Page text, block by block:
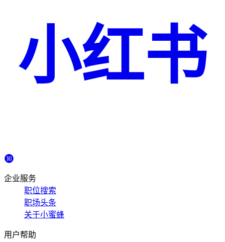
小红书
企业服务
职位搜索
职场头条
关于小蜜蜂
用户帮助